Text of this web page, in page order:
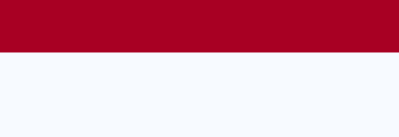
完